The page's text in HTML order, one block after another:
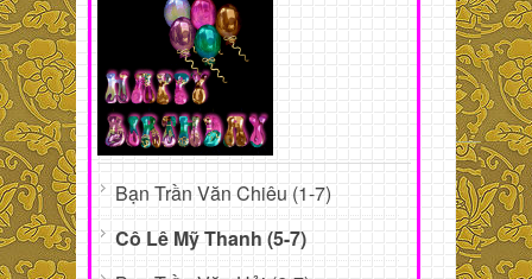
Bạn Trần Văn Chiêu (1-7)
Cô Lê Mỹ Thanh (5-7)